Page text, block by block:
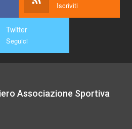
Iscriviti
Twitter
Seguici
Associazione Sportiva